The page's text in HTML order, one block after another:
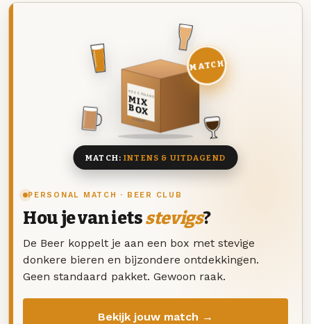
PERSONAL MATCH · BEER CLUB
Hou je van ietsstevigs?
De Beer koppelt je aan een box met stevige
donkere bieren en bijzondere ontdekkingen.
Geen standaard pakket. Gewoon raak.
Bekijk jouw match →
DEZE MAAND
MIX
BOX
8 BIEREN
MATCH
MATCH:INTENS & UITDAGEND